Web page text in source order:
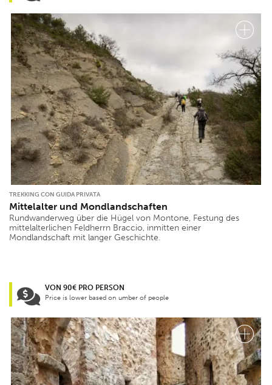
TREKKING CON GUIDA PRIVATA
Mittelalter und Mondlandschaften
Rundwanderweg über die Hügel von Montone, Festung des
mittelalterlichen Feldherrn Braccio, inmitten einer
Mondlandschaft mit langer Geschichte.
VON 90€ PRO PERSON
Price is lower based on umber of people